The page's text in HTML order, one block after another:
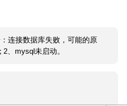
连接数据库失败，可能的原
、mysql未启动。